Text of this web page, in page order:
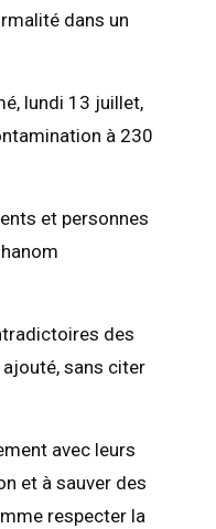
dans un
lundi 13 juillet,
à 230
et personnes
des
sans citer
avec leurs
et à sauver des
respecter la